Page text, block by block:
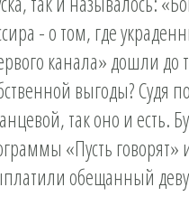
- о том, где
канала» дошли до
выгоды? Судя
так оно и есть.
«Пусть
обещанный